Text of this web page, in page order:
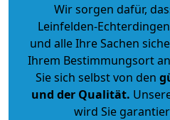
Wir sorgen dafür,
Leinfelden-
und alle Ihre Sachen
Ihrem Bestimmungsort
Sie sich selbst von den
und der Qualität.
wird Sie